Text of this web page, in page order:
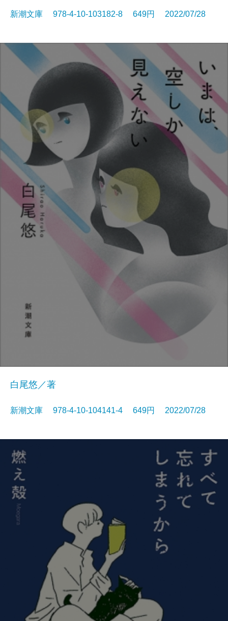
新潮文庫 978-4-10-103182-8 649円 2022/07/28
白尾悠／著
新潮文庫 978-4-10-104141-4 649円 2022/07/28